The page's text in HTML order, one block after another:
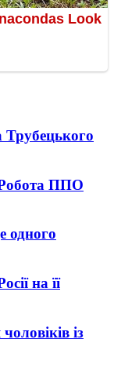
Трубецького
ППО
одного
на її
із